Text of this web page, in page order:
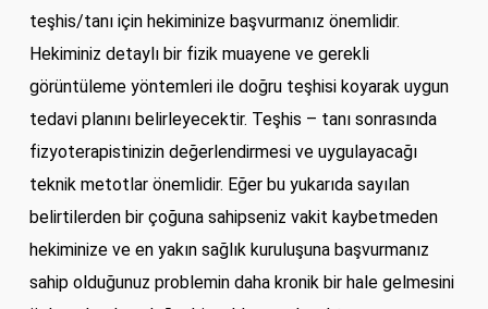
teşhis/tanı için hekiminize başvurmanız önemlidir.
Hekiminiz detaylı bir fizik muayene ve gerekli
görüntüleme yöntemleri ile doğru teşhisi koyarak uygun
tedavi planını belirleyecektir. Teşhis – tanı sonrasında
fizyoterapistinizin değerlendirmesi ve uygulayacağı
teknik metotlar önemlidir. Eğer bu yukarıda sayılan
belirtilerden bir çoğuna sahipseniz vakit kaybetmeden
hekiminize ve en yakın sağlık kuruluşuna başvurmanız
sahip olduğunuz problemin daha kronik bir hale gelmesini